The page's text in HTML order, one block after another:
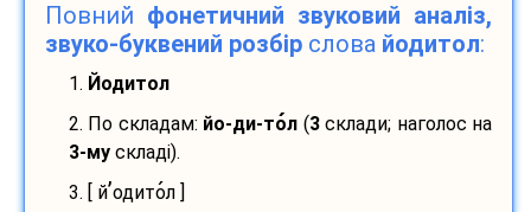
Повний фонетичний звуковий аналіз,
звуко-буквений розбір слова йодитол:
1. Йодитол
2. По складам: йо-ди-тол (3склади; наголос на
3-му складі).
3. [ й’одитол ]